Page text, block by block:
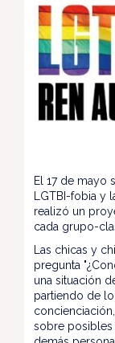
El 17 de mayo
LGTBI-fobia y
realizó un
cada grupo-
Las chicas y
pregunta
una situación
partiendo de
sobre posibles